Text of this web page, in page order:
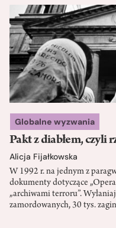
Globalne wyzwania
Pakt z diabłem, czyli
Alicja Fijałkowska
W 1992 r. na jednym z
dokumenty dotyczące
„archiwami terroru”.
zamordowanych, 30 tys.